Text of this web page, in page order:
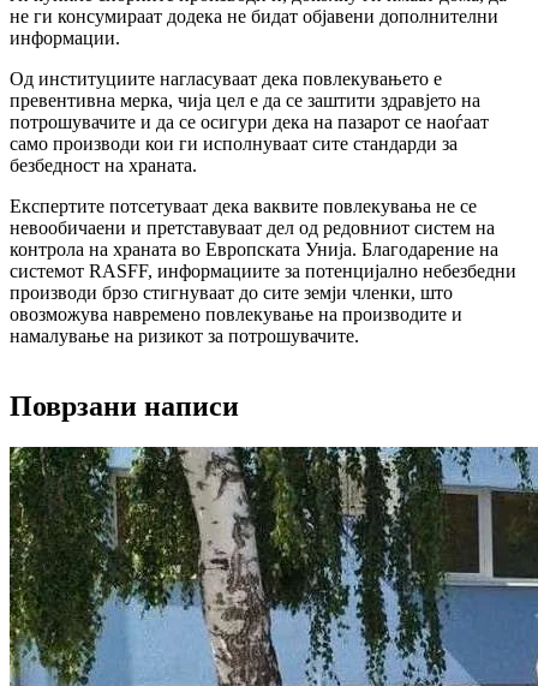
не ги консумираат додека не бидат објавени дополнителни
информации.
Од институциите нагласуваат дека повлекувањето е
превентивна мерка, чија цел е да се заштити здравјето на
потрошувачите и да се осигури дека на пазарот се наоѓаат
само производи кои ги исполнуваат сите стандарди за
безбедност на храната.
Експертите потсетуваат дека ваквите повлекувања не се
невообичаени и претставуваат дел од редовниот систем на
контрола на храната во Европската Унија. Благодарение на
системот RASFF, информациите за потенцијално небезбедни
производи брзо стигнуваат до сите земји членки, што
овозможува навремено повлекување на производите и
намалување на ризикот за потрошувачите.
Поврзани написи